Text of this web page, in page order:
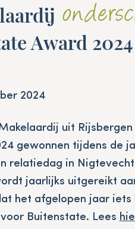
Award 2024
2024
uit
gewonnen tijdens de
relatiedag in
jaarlijks uitgereikt
het afgelopen jaar iets
Buitenstate. Lees